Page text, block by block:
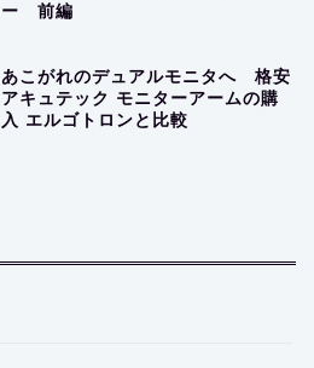
ー 前編
あこがれのデュアルモニタへ 格安
アキュテック モニターアームの購
入 エルゴトロンと比較